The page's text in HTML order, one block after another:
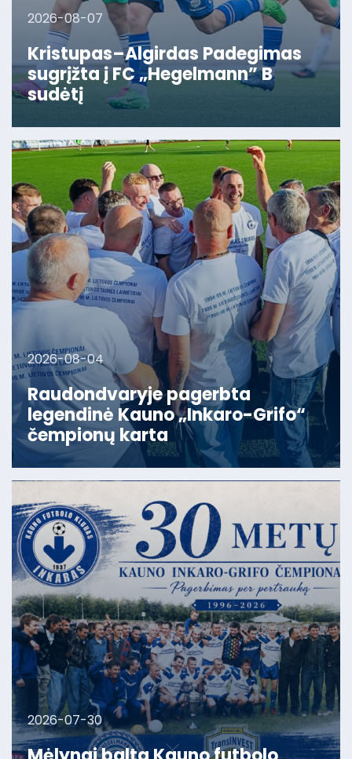
2026-08-07
Kristupas–Algirdas Padegimas
sugrįžta į FC „Hegelmann” B
sudėtį
2026-08-04
Raudondvaryje pagerbta
legendinė Kauno „Inkaro-Grifo“
čempionų karta
2026-07-30